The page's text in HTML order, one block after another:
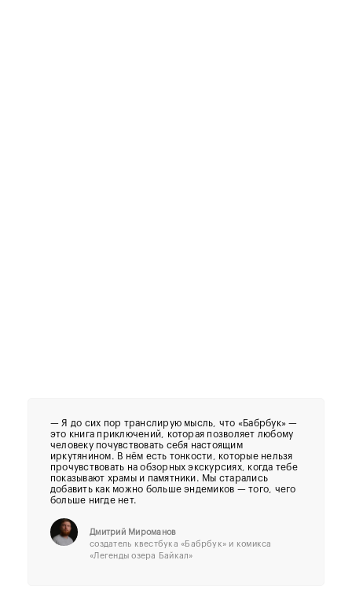
— Я до сих пор транслирую мысль, что «Бабрбук» —
это книга приключений, которая позволяет любому
человеку почувствовать себя настоящим
иркутянином. В нём есть тонкости, которые нельзя
прочувствовать на обзорных экскурсиях, когда тебе
показывают храмы и памятники. Мы старались
добавить как можно больше эндемиков — того, чего
больше нигде нет.
Дмитрий Мироманов
создатель квестбука «Бабрбук» и комикса
«Легенды озера Байкал»